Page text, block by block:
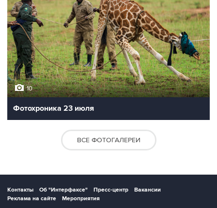
10
Фотохроника 23 июля
ВСЕ ФОТОГАЛЕРЕИ
Контакты Об "Интерфаксе" Пресс-центр
Вакансии
Реклама на сайте
Мероприятия